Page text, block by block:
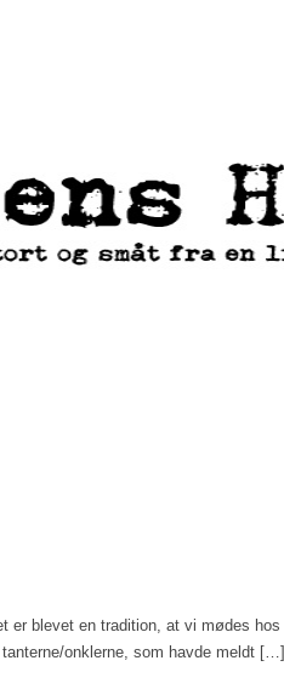
er blevet en tradition, at vi mødes hos
onklerne, som havde meldt […]